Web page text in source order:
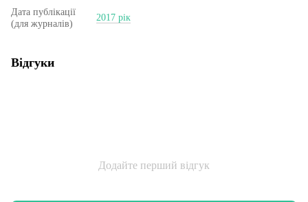
Дата публікації
(для журналів)
2017 рік
Відгуки
Додайте перший відгук